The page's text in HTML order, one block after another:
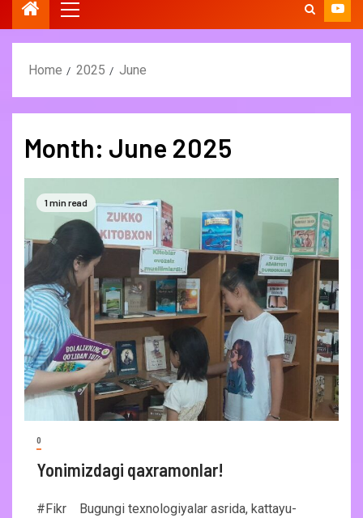
Home 2025 June
Month: June 2025
1 min read
0
Yonimizdagi qaxramonlar!
#Fikr Bugungi texnologiyalar asrida, kattayu-